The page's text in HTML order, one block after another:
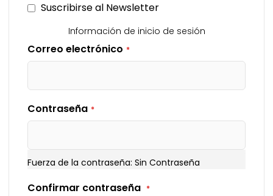
Suscribirse al Newsletter
Información de inicio de sesión
Correo electrónico
Contraseña
Fuerza de la contraseña: Sin Contraseña
Confirmar contraseña